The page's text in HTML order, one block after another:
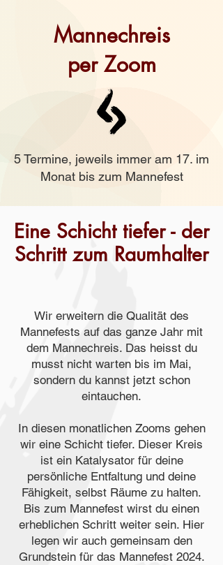
Mannechreis
per Zoom
5 Termine, jeweils immer am 17. im
Monat bis zum Mannefest
Eine Schicht tiefer - der
Schritt zum Raumhalter
Wir erweitern die Qualität des
Mannefests auf das ganze Jahr mit
dem Mannechreis. Das heisst du
musst nicht warten bis im Mai,
sondern du kannst jetzt schon
eintauchen.
In diesen monatlichen Zooms gehen
wir eine Schicht tiefer. Dieser Kreis
ist ein Katalysator für deine
persönliche Entfaltung und deine
Fähigkeit, selbst Räume zu halten.
Bis zum Mannefest wirst du einen
erheblichen Schritt weiter sein. Hier
legen wir auch gemeinsam den
Grundstein für das Mannefest 2024.